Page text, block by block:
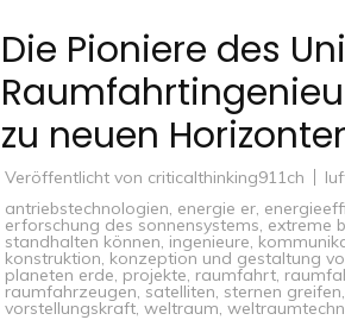
Die Pioniere des
zu neuen
Veröffentlicht von criticalthinking911ch
antriebstechnologien, energie er,
erforschung des sonnensystems, extreme
standhalten können, ingenieure,
konstruktion, konzeption und gestaltung
planeten erde, projekte, raumfahrt,
raumfahrzeugen, satelliten, sternen greifen,
vorstellungskraft, weltraum,